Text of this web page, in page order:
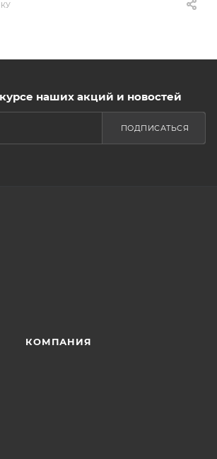
наших акций и новостей
ПОДПИСАТЬСЯ
КОМПАНИЯ